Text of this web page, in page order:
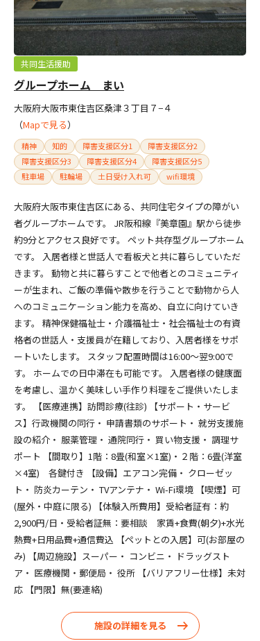
共同生活援助
グループホーム まい
大阪府大阪市東住吉区桑津３丁目７−４
（Mapで見る）
精神 知的 障害支援区分1
障害支援区分2
障害支援区分3
障害支援区分4
障害支援区分5
駐車場
駐輪場 土日受け入れ可 wifi環境
大阪府大阪市東住吉区にある、共同住宅タイプの障がい
者グループホームです。 JR阪和線『美章園』駅から徒歩
約9分とアクセス良好です。 ペット共存型グループホーム
です。 入居者様と世話人で看板犬と共に暮らしていただ
きます。 動物と共に暮らすことで他者とのコミュニティ
ーが生まれ、ご飯の準備や散歩を行うことで動物から人
へのコミュニケーション能力を高め、自立に向けていき
ます。 精神保健福祉士・介護福祉士・社会福祉士の有資
格者の世話人・支援員が在籍しており、入居者様をサポ
ートいたします。 スタッフ配置時間は16:00〜翌9:00で
す。 ホームでの日中滞在も可能です。 入居者様の健康面
を考慮し、温かく美味しい手作り料理をご提供いたしま
す。 【医療連携】訪問診療(往診) 【サポート・サービ
ス】行政機関の同行・ 申請書類のサポート・ 就労支援施
設の紹介・ 服薬管理・ 通院同行・ 買い物支援・ 調理サ
ポート 【間取り】1階：8畳(和室×1室)・２階：6畳(洋室
×4室) 各鍵付き 【設備】エアコン完備・ クローゼッ
ト・ 防炎カーテン・ TVアンテナ・ Wi-Fi環境 【喫煙】可
(屋外・中庭に限る) 【体験入所費用】受給者証有：約
2,900円/日・受給者証無：要相談 家賃+食費(朝夕)+水光
熱費+日用品費+通信費込 【ペットとの入居】可(お部屋の
み) 【周辺施設】スーパー・ コンビニ・ ドラッグスト
ア・ 医療機関・郵便局・ 役所 【バリアフリー仕様】未対
応 【門限】無(要連絡)
施設の詳細を見る